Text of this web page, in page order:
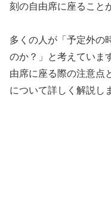
刻の自由席に座ること
多くの人が「予定外の
のか？」と考えていま
由席に座る際の注意点
について詳しく解説し